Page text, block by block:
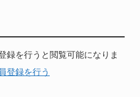
録を行うと閲覧可能になりま
登録を行う